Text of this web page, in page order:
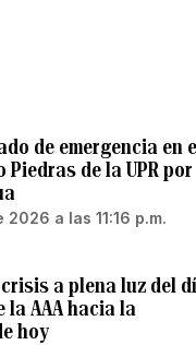
de emergencia en
Piedras de la UPR por
a las 11:16 p.m.
a plena luz del
la AAA hacia la
hoy